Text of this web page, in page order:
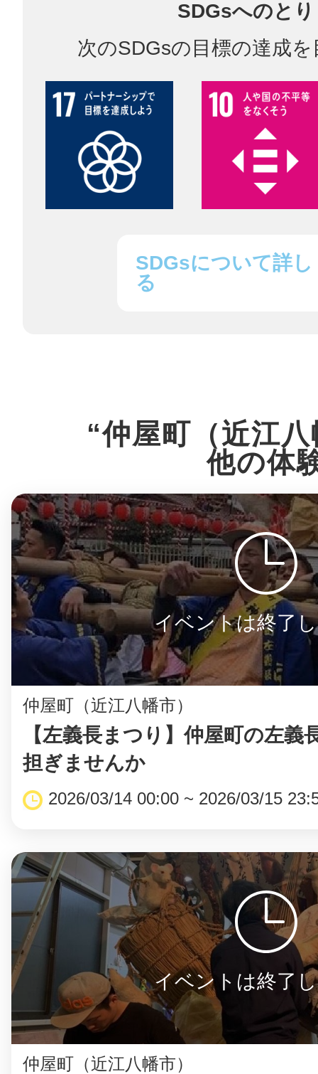
SDGsへのと
次のSDGsの目標の達成
SDGsについて詳し
る
“仲屋町（近江
他の体
イベントは終了
仲屋町（近江八幡市）
【左義長まつり】仲屋町の左義
担ぎませんか
2026/03/14 00:00 ~ 2026/03/15
イベントは終了
仲屋町（近江八幡市）
鎌倉
相模原
日立
滋賀県
プライバシーポ
©︎ KAYAC Inc.